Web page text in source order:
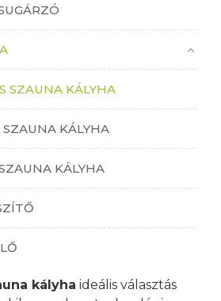
SZAUNA KÁLYHA
KÁLYHA
KÁLYHA
kályha ideális választás